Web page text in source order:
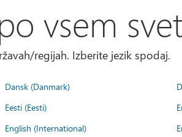
vsem
regijah. Izberite jezik spodaj.
Dansk (Danmark)
Eesti (Eesti)
English (International)